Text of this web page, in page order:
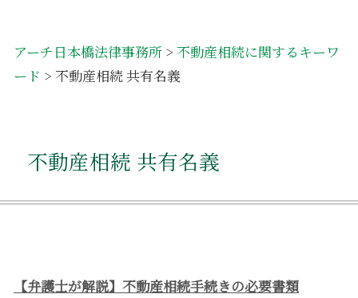
アーチ日本橋法律事務所 > 不動産相続に関するキーワ
ード > 不動産相続 共有名義
不動産相続 共有名義
【弁護士が解説】不動産相続手続きの必要書類